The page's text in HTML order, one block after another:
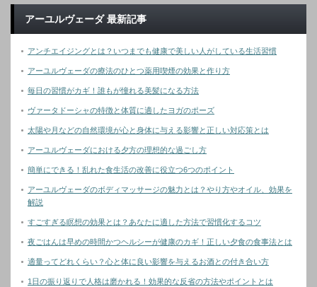
アーユルヴェーダ 最新記事
アンチエイジングとは？いつまでも健康で美しい人がしている生活習慣
アーユルヴェーダの療法のひとつ薬用喫煙の効果と作り方
毎日の習慣がカギ！誰もが憧れる美髪になる方法
ヴァータドーシャの特徴と体質に適したヨガのポーズ
太陽や月などの自然環境が心と身体に与える影響と正しい対応策とは
アーユルヴェーダにおける夕方の理想的な過ごし方
簡単にできる！乱れた食生活の改善に役立つ6つのポイント
アーユルヴェーダのボディマッサージの魅力とは？やり方やオイル、効果を
解説
すごすぎる瞑想の効果とは？あなたに適した方法で習慣化するコツ
夜ごはんは早めの時間かつヘルシーが健康のカギ！正しい夕食の食事法とは
適量ってどれくらい？心と体に良い影響を与えるお酒との付き合い方
1日の振り返りで人格は磨かれる！効果的な反省の方法やポイントとは